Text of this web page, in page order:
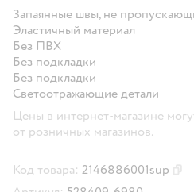
Запаянные швы, не
Эластичный материал
Без ПВХ
Без подкладки
Без подкладки
Cветоотражающие детали
Цены в интернет-магазине
от розничных магазинов.
Код товара: 2146886001sup